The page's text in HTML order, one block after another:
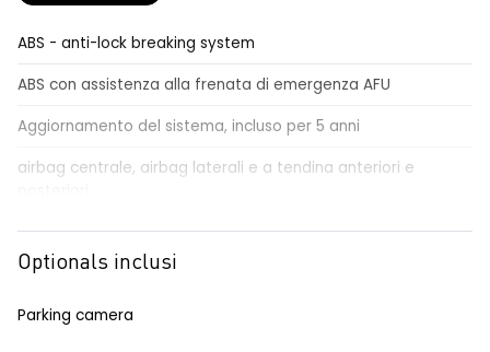
ABS - anti-lock breaking system
ABS con assistenza alla frenata di emergenza AFU
Aggiornamento del sistema, incluso per 5 anni
airbag centrale, airbag laterali e a tendina anteriori e
airbag frontale conducente e passeggero
alzacristalli anteriori elettrici impulsionali
alzacristalli posteriori elettrici impulsionali
Optionals inclusi
Parking camera